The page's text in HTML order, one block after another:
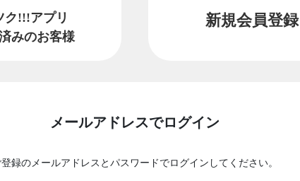
ク!!!アプリ
みのお客様
新規会員登録
メールアドレスでログイン
登録のメールアドレスとパスワードでログインしてください。